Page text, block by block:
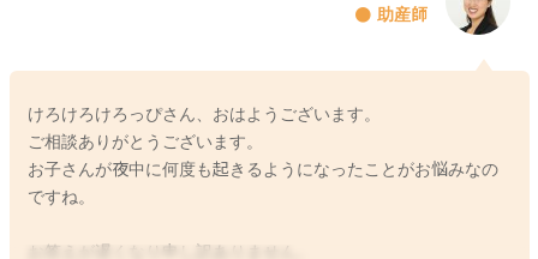
助産師
けろけろけろっぴさん、おはようございます。
ご相談ありがとうございます。
お子さんが夜中に何度も起きるようになったことがお悩みなの
ですね。
お答えが遅くなり申し訳ありません。